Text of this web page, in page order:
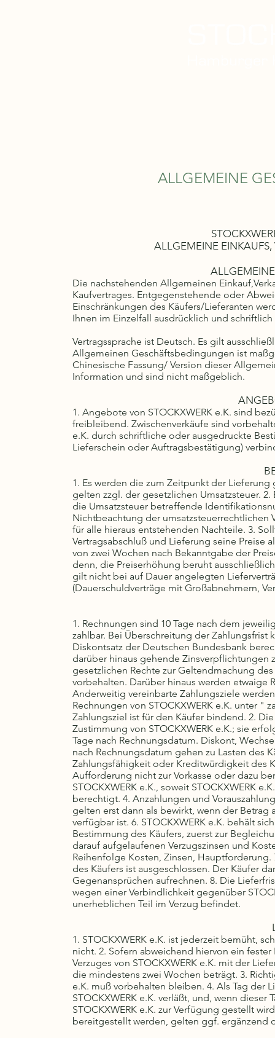
ALLGEMEINE
ALLGEMEINE
Die nachstehenden Allgemeinen
Kaufvertrages. Entgegenstehende oder
Einschränkungen des Käufers/Lieferanten
Ihnen im Einzelfall ausdrücklich und
Vertragssprache ist Deutsch. Es gilt
Allgemeinen Geschäftsbedingungen ist
Chinesische Fassung/ Version dieser
Information und sind nicht maßgeblich.
1. Angebote von STOCKXWERK e.K. sind
freibleibend. Zwischenverkäufe sind
e.K. durch schriftliche oder ausgedruckte
Lieferschein oder Auftragsbestätigung)
1. Es werden die zum Zeitpunkt der Lieferung
gelten zzgl. der gesetzlichen Umsatzsteuer.
die Umsatzsteuer betreffende
Nichtbeachtung der umsatzsteuerrechtlichen
für alle hieraus entstehenden Nachteile. 3.
Vertragsabschluß und Lieferung seine Preise
von zwei Wochen nach Bekanntgabe der
denn, die Preiserhöhung beruht
gilt nicht bei auf Dauer angelegten
(Dauerschuldverträge mit Großabnehmern,
1. Rechnungen sind 10 Tage nach dem
zahlbar. Bei Überschreitung der
Diskontsatz der Deutschen Bundesbank
darüber hinaus gehende Zinsverpflichtungen
gesetzlichen Rechte zur Geltendmachung
vorbehalten. Darüber hinaus werden etwaige
Anderweitig vereinbarte Zahlungsziele
Rechnungen von STOCKXWERK e.K. unter "
Zahlungsziel ist für den Käufer bindend. 2.
Zustimmung von STOCKXWERK e.K.; sie
Tage nach Rechnungsdatum. Diskont,
nach Rechnungsdatum gehen zu Lasten des
Zahlungsfähigkeit oder Kreditwürdigkeit des
Aufforderung nicht zur Vorkasse oder dazu
STOCKXWERK e.K., soweit STOCKXWERK
berechtigt. 4. Anzahlungen und
gelten erst dann als bewirkt, wenn der Betrag
verfügbar ist. 6. STOCKXWERK e.K. behält
Bestimmung des Käufers, zuerst zur
darauf aufgelaufenen Verzugszinsen und
Reihenfolge Kosten, Zinsen, Hauptforderung.
des Käufers ist ausgeschlossen. Der Käufer
Gegenansprüchen aufrechnen. 8. Die
wegen einer Verbindlichkeit gegenüber
unerheblichen Teil im Verzug befindet.
1. STOCKXWERK e.K. ist jederzeit bemüht,
nicht. 2. Sofern abweichend hiervon ein
Verzuges von STOCKXWERK e.K. mit der
die mindestens zwei Wochen beträgt. 3.
e.K. muß vorbehalten bleiben. 4. Als Tag der
STOCKXWERK e.K. verläßt, und, wenn
STOCKXWERK e.K. zur Verfügung gestellt
bereitgestellt werden, gelten ggf. ergänzend